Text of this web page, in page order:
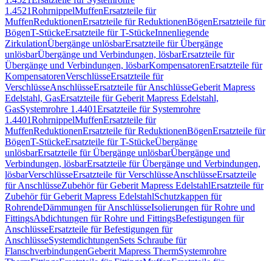
1.4521RohrnippelMuffenErsatzteile für
MuffenReduktionenErsatzteile für ReduktionenBögenErsatzteile für
BögenT-StückeErsatzteile für T-StückeInnenliegende
ZirkulationÜbergänge unlösbarErsatzteile für Übergänge
unlösbarÜbergänge und Verbindungen, lösbarErsatzteile für
Übergänge und Verbindungen, lösbarKompensatorenErsatzteile für
KompensatorenVerschlüsseErsatzteile für
VerschlüsseAnschlüsseErsatzteile für AnschlüsseGeberit Mapress
Edelstahl, GasErsatzteile für Geberit Mapress Edelstahl,
GasSystemrohre 1.4401Ersatzteile für Systemrohre
1.4401RohrnippelMuffenErsatzteile für
MuffenReduktionenErsatzteile für ReduktionenBögenErsatzteile für
BögenT-StückeErsatzteile für T-StückeÜbergänge
unlösbarErsatzteile für Übergänge unlösbarÜbergänge und
Verbindungen, lösbarErsatzteile für Übergänge und Verbindungen,
lösbarVerschlüsseErsatzteile für VerschlüsseAnschlüsseErsatzteile
für AnschlüsseZubehör für Geberit Mapress EdelstahlErsatzteile für
Zubehör für Geberit Mapress EdelstahlSchutzkappen für
RohrendeDämmungen für AnschlüsseIsolierungen für Rohre und
FittingsAbdichtungen für Rohre und FittingsBefestigungen für
AnschlüsseErsatzteile für Befestigungen für
AnschlüsseSystemdichtungenSets Schraube für
FlanschverbindungenGeberit Mapress ThermSystemrohre